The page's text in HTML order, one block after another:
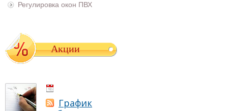
Регулировка окон ПВХ
Акции
График